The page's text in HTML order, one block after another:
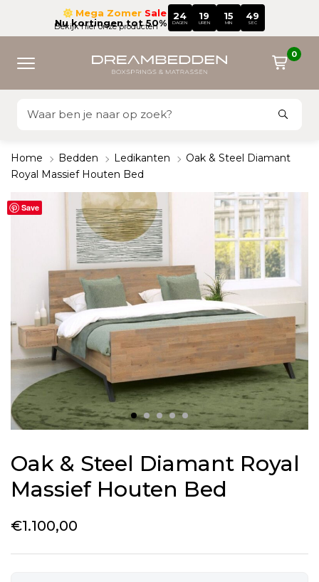
Mega Zomer Sale
Nu kortingen tot 50%
24
DAGEN
19
UREN
15
MIN
48
SEC
Bekijk hier onze producten
0
Home Bedden Ledikanten
Oak & Steel Diamant
Royal Massief Houten Bed
Save
Oak & Steel Diamant Royal
Massief Houten Bed
€1.100,00